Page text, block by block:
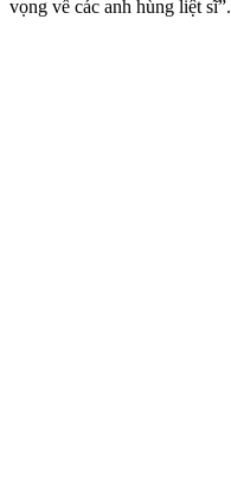
vọng về các anh hùng liệt sĩ”.